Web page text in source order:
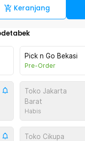
Keranjang
Pick n Go Bekasi
Pre-Order
Toko Jakarta
Barat
Habis
Toko Cikupa